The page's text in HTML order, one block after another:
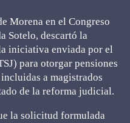
Morena en el Congreso
Sotelo, descartó la
iniciativa enviada por el
para otorgar pensiones
a magistrados
de la reforma judicial.
la solicitud formulada